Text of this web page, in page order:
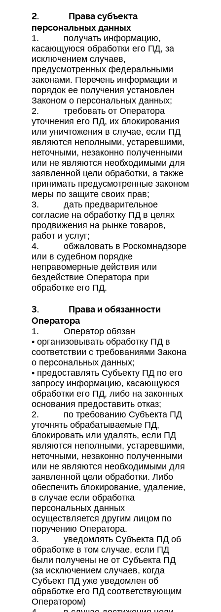
2. Права субъекта
персональных данных
1. получать информацию,
касающуюся обработки его ПД, за
исключением случаев,
предусмотренных федеральными
законами. Перечень информации и
порядок ее получения установлен
Законом о персональных данных;
2. требовать от Оператора
уточнения его ПД, их блокирования
или уничтожения в случае, если ПД
являются неполными, устаревшими,
неточными, незаконно полученными
или не являются необходимыми для
заявленной цели обработки, а также
принимать предусмотренные законом
меры по защите своих прав;
3. дать предварительное
согласие на обработку ПД в целях
продвижения на рынке товаров,
работ и услуг;
4. обжаловать в Роскомнадзоре
или в судебном порядке
неправомерные действия или
бездействие Оператора при
обработке его ПД.
3. Права и обязанности
Оператора
1. Оператор обязан
• организовывать обработку ПД в
соответствии с требованиями Закона
о персональных данных;
• предоставлять Субъекту ПД по его
запросу информацию, касающуюся
обработки его ПД, либо на законных
основания предоставить отказ;
2. по требованию Субъекта ПД
уточнять обрабатываемые ПД,
блокировать или удалять, если ПД
являются неполными, устаревшими,
неточными, незаконно полученными
или не являются необходимыми для
заявленной цели обработки. Либо
обеспечить блокирование, удаление,
в случае если обработка
персональных данных
осуществляется другим лицом по
поручению Оператора.
3. уведомлять Субъекта ПД об
обработке в том случае, если ПД
были получены не от Субъекта ПД
(за исключением случаев, когда
Субъект ПД уже уведомлен об
обработке его ПД соответствующим
Оператором)